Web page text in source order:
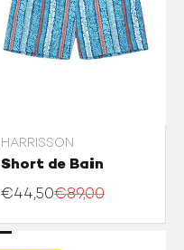
APERÇU RAPIDE
2XL
AJOUTER AU PANIER
HARRISSON
Short de Bain
€44,50€89,00